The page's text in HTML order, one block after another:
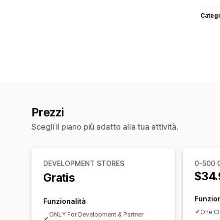
Prezzi
Scegli il piano più adatto alla tua attività.
DEVELOPMENT STORES
Gratis
Funzionalità
ONLY For Development & Partner
0-500
One